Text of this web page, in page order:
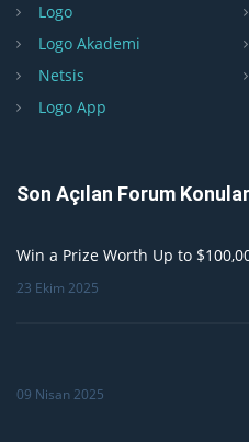
Logo
Logo Akademi
Netsis
Logo App
Son Açılan Forum
Win a Prize Worth Up to
23 Ekim 2025
09 Nisan 2025